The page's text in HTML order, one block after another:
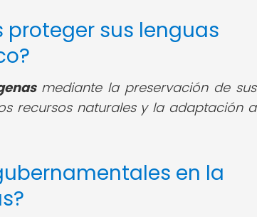
sus lenguas
mediante la preservación de sus
recursos naturales y la adaptación a
en la